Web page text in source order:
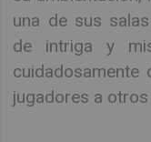
una de sus
de intriga y
cuidadosamente
jugadores a